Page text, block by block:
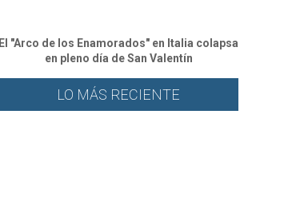
El "Arco de los Enamorados" en Italia colapsa
en pleno día de San Valentín
LO MÁS RECIENTE